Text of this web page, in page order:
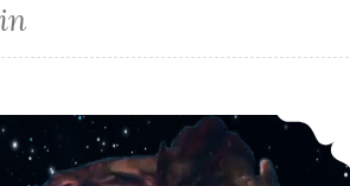
-> Die Tiermagierin – Schattentanz (1) von Maxym M. Martineau